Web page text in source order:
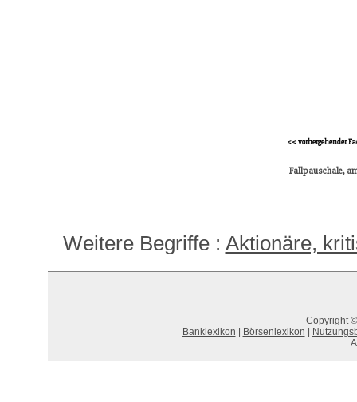
<< vorhergehender
Fallpauschale,
Weitere Begriffe : Aktionäre,
Copyright
Banklexikon
Börsenlexikon